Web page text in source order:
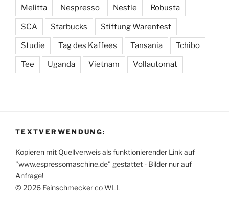
Melitta Nespresso Nestle Robusta
SCA Starbucks Stiftung Warentest
Studie Tag des Kaffees Tansania Tchibo
Tee Uganda Vietnam Vollautomat
TEXTVERWENDUNG:
Kopieren mit Quellverweis als funktionierender Link auf
"www.espressomaschine.de" gestattet - Bilder nur auf
Anfrage!
© 2026 Feinschmecker co WLL